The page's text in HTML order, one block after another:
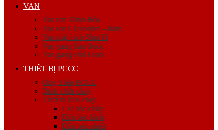
VAN
Van ren Minh Hòa
Van ren Giacomini – Italy
Van mặt bích Shin Yi
Van gang hàn Quốc
Van gang Đài Loan
THIẾT BỊ PCCC
Ống Thép PCCC
Bình chữa cháy
Thiết bị báo cháy
Còi báo cháy
Đầu báo khói
Đầu báo nhiệt